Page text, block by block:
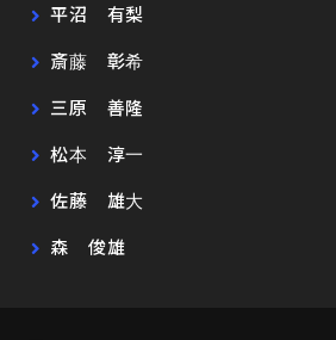
平沼 有梨
斎藤 彰希
三原 善隆
松本 淳一
佐藤 雄大
森 俊雄